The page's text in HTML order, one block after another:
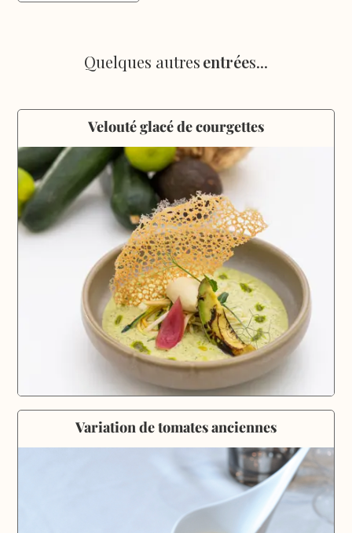
Quelques autresentrées...
Velouté glacé de courgettes
Variation de tomates anciennes